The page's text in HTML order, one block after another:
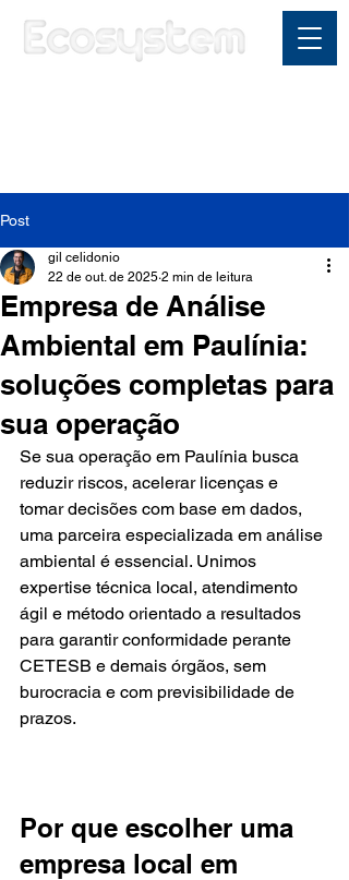
Post
Empresa de Análise
Ambiental em Paulínia:
soluções completas para
sua operação
gil celidonio
22 de out. de 2025 2 min de leitura
Se sua operação em Paulínia busca
reduzir riscos, acelerar licenças e
tomar decisões com base em dados,
uma parceira especializada em análise
ambiental é essencial. Unimos
expertise técnica local, atendimento
ágil e método orientado a resultados
para garantir conformidade perante
CETESB e demais órgãos, sem
burocracia e com previsibilidade de
prazos.
Por que escolher uma
empresa local em